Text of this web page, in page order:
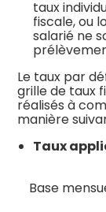
taux
fiscale, ou
salarié ne
Le taux par
grille de taux
réalisés à
manière
Taux
Base